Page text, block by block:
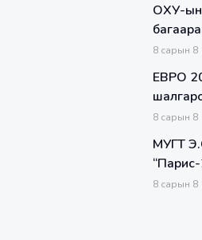
ОХУ-ын
өнжинө
8 сарын 8
ЕВРО
8 сарын 8
МУГТ
8 сарын 8